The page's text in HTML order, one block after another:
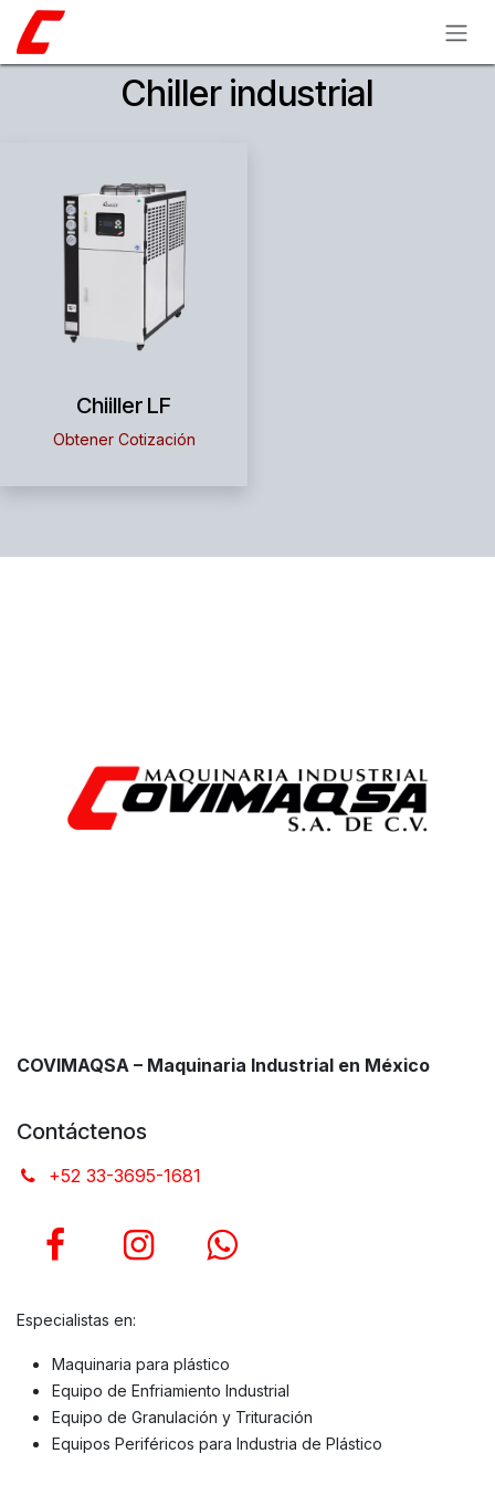
Ir al contenido
Chiller industrial
Chiiller LF
Obtener Cotización
COVIMAQSA – Maquinaria Industrial en México
Contáctenos
+52 33-3695-1681
Especialistas en:
Maquinaria para plástico
Equipo de Enfriamiento Industrial
Equipo de Granulación y Trituración
Equipos Periféricos para Industria de Plástico